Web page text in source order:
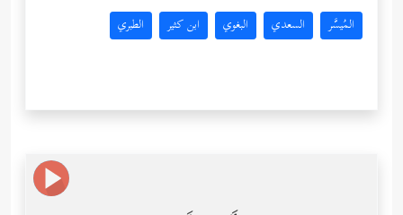
المُيسَّر السعدي البغوي ابن كثير الطبري